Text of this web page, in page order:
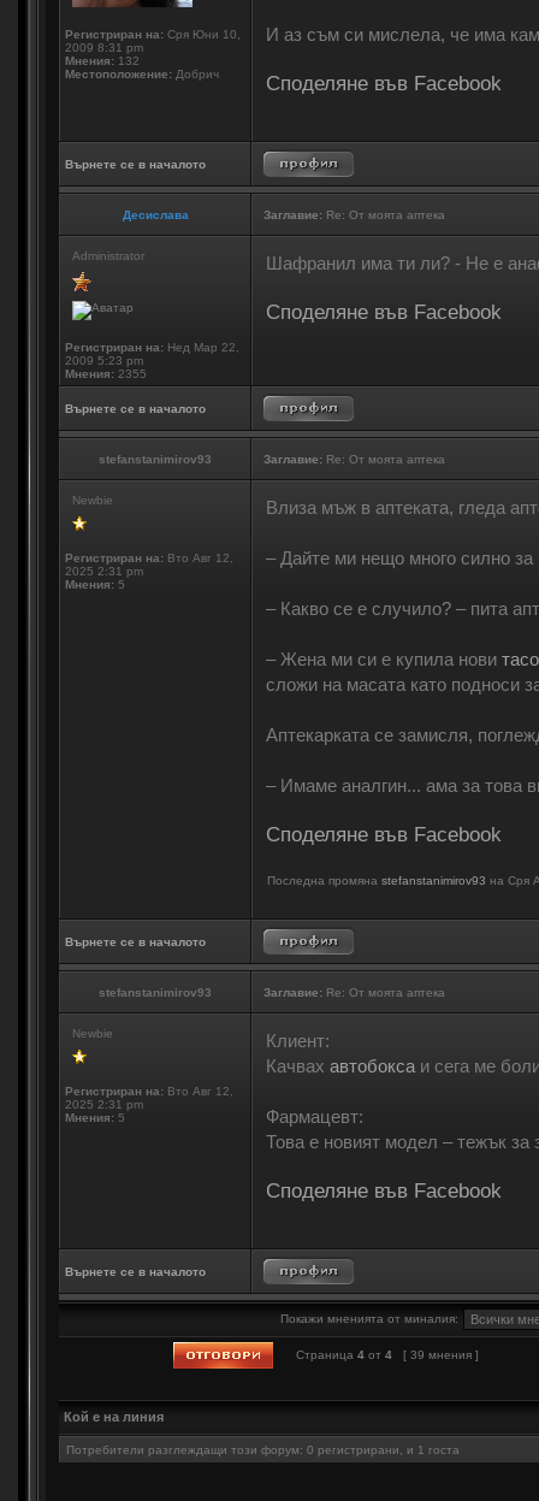
Регистриран на: Сря Юни 10,
2009 8:31 pm
Мнения: 132
Местоположение: Добрич
И аз съм си мислела, че има
Споделяне във Facebook
Върнете се в началото
Десислава Заглавие: Re: От моята аптека
Administrator
Регистриран на: Нед Мар 22,
2009 5:23 pm
Мнения: 2355
Шафранил има ти ли? - Не е
Споделяне във Facebook
Върнете се в началото
stefanstanimirov93 Заглавие: Re: От моята аптека
Newbie
Регистриран на: Вто Авг 12,
2025 2:31 pm
Мнения: 5
Влиза мъж в аптеката, гледа
– Дайте ми нещо много силно
– Какво се е случило? – пита
– Жена ми си е купила нови
сложи на масата като подноси
Аптекарката се замисля,
– Имаме аналгин... ама за това
Споделяне във Facebook
Последна промяна stefanstanimirov93 на Сря
Върнете се в началото
stefanstanimirov93 Заглавие: Re: От моята аптека
Newbie
Регистриран на: Вто Авг 12,
2025 2:31 pm
Мнения: 5
Клиент:
Качвах автобокса и сега ме
Фармацевт:
Това е новият модел – тежък за
Споделяне във Facebook
Върнете се в началото
Покажи мненията от миналия:
Страница 4 от 4 [ 39 мнения ]
Кой е на линия
Потребители разглеждащи този форум: 0 регистрирани, и 1 госта